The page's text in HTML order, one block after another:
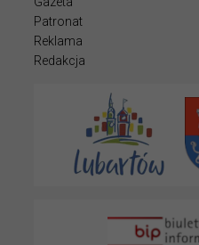
Patronat
Reklama
Redakcja